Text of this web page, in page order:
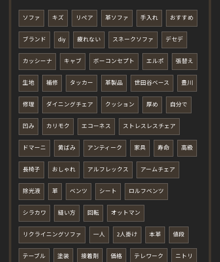
ソファ キズ リペア 革ソファ 手入れ おすすめ
ブランド diy 疲れない スネークソファ デセデ
カッシーナ キャブ ボーコンセプト エルポ 張替え
生地 補修 タッカー 革製品 世田谷ベース 豊川
修理 ダイニングチェア クッション 厚め 自分で
凹み カリモク エコーネス ストレスレスチェア
ドマーニ 黄ばみ アンティーク 家具 寿命 高級
長椅子 おしゃれ アルフレックス アームチェア
除光液 革 ベンツ シート ロルフベンツ
シラカワ 縫い方 回転 オットマン
リクライニングソファ 一人 2人掛け 本革 値段
テーブル 塗装 接着剤 価格 テレワーク ニトリ